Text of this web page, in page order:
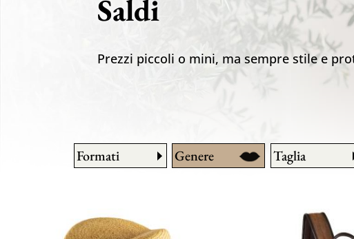
Saldi
Prezzi piccoli o mini, ma sempre stile e
Formati Genere Taglia